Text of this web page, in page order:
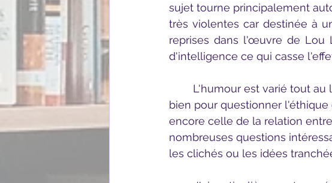
sujet tourne principalement
très violentes car destinée à
reprises dans l'œuvre de Lou
d'intelligence ce qui casse
bien pour questionner
encore celle de la relation
nombreuses questions
les clichés ou les idées